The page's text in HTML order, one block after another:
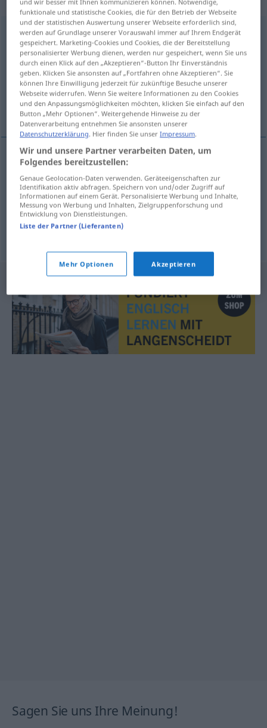
Demokratiebekenntnisn
Übersicht aller Übersetzungen
(Für mehr Details die Übersetzung anklicken/antippen)
his declaration of belief in democracy is
implausible
Beispiele
seinDemokratiebekenntnis istunglaubwürdig
hisdeclarationofbeliefindemocracyisimplausible
od unconvincing)
Sagen Sie uns Ihre Meinung!
und wir besser mit Ihnen kommunizieren können. Notwendige,
funktionale und statistische Cookies, die für den Betrieb der Webseite
und der statistischen Auswertung unserer Webseite erforderlich sind,
werden auf Grundlage unserer Vorauswahl immer auf Ihrem Endgerät
gespeichert. Marketing-Cookies und Cookies, die der Bereitstellung
personalisierter Werbung dienen, werden nur gespeichert, wenn Sie uns
durch einen Klick auf den „Akzeptieren“-Button Ihr Einverständnis
geben. Klicken Sie ansonsten auf „Fortfahren ohne Akzeptieren“. Sie
können Ihre Einwilligung jederzeit für zukünftige Besuche unserer
Webseite widerrufen. Wenn Sie weitere Informationen zu den Cookies
und den Anpassungsmöglichkeiten möchten, klicken Sie einfach auf den
Button „Mehr Optionen“. Weitergehende Hinweise zu der
Datenverarbeitung entnehmen Sie ansonsten unserer
Datenschutzerklärung. Hier finden Sie unserImpressum.
Wir und unsere Partner verarbeiten Daten, um
Folgendes bereitzustellen:
Genaue Geolocation-Daten verwenden. Geräteeigenschaften zur
Identifikation aktiv abfragen. Speichern von und/oder Zugriff auf
Informationen auf einem Gerät. Personalisierte Werbung und Inhalte,
Messung von Werbung und Inhalten, Zielgruppenforschung und
Entwicklung von Dienstleistungen.
Liste der Partner (Lieferanten)
Mehr Optionen Akzeptieren